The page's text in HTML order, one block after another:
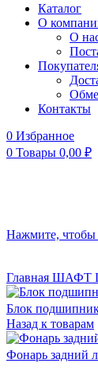
Каталог
О
О
Контакты
0 Избранное
0 Товары 0,00 ₽
Нажмите, чтобы
Главная ШАФТ
Блок
Назад к товарам
Фонарь задний